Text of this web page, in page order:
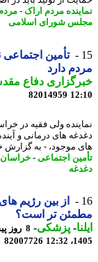
مردم اراک - مردم-
شورای اسلامی
تأمین اجتماعی
دارد
دفاع مقدس-
82014959
ولی فقیه در
های درمانی و آینده
موجود، - به گزارش
اجتماعی-خراسان
از بین رژیم های
تر است؟
-پزشکی-
82007726